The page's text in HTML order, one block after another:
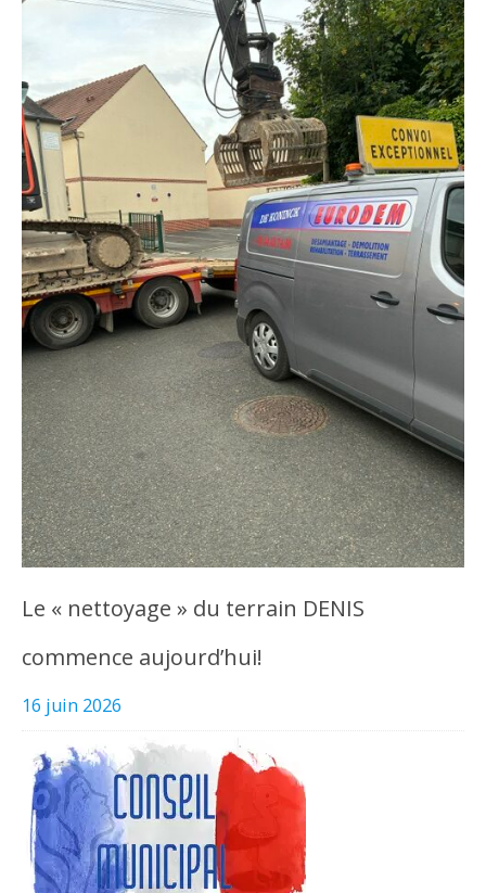
Le « nettoyage » du terrain DENIS
commence aujourd’hui!
16 juin 2026